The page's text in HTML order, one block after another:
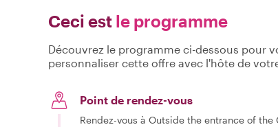
Ceci est le programme
Découvrez le programme ci-dessous pour
personnaliser cette offre avec l'hôte de
Point de rendez-vous
Rendez-vous à Outside the entrance of